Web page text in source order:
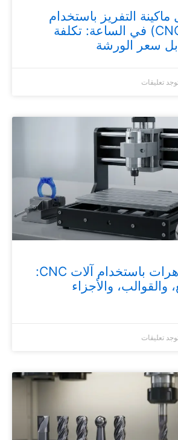
التفريز باستخدام
الحاسوب (CNC) في الساعة: تكلفة
سعر الورشة
تعليقات
تصنيع المجوهرات باستخدام آلات CNC:
والقوالب، والأجزاء
تعليقات